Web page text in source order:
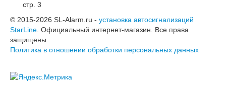
стр. 3
© 2015-2026 SL-Alarm.ru - установка автосигнализаций
StarLine . Официальный интернет-магазин. Все права
защищены.
Политика в отношении обработки персональных данных